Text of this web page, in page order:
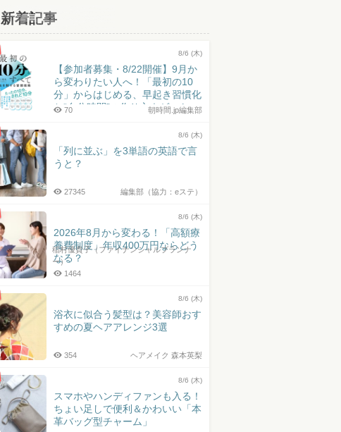
新着記事
8/6 (木)
【参加者募集・8/22開催】9月か
ら変わりたい人へ！「最初の10
分」からはじめる、早起き習慣化
と“自分時間”の作り方｜ゲスト：
朝時間.jp編集部
70
8/6 (木)
「列に並ぶ」を3単語の英語で言
うと？
編集部（協力：eステ）
27345
8/6 (木)
2026年8月から変わる！「高額療
養費制度」年収400万円ならどう
なる？
稲村優貴子（ファイナンシャルプランナ
ー）
1464
8/6 (木)
浴衣に似合う髪型は？美容師おす
すめの夏ヘアアレンジ3選
ヘアメイク 森本英梨
354
8/6 (木)
スマホやハンディファンも入る！
ちょい足しで便利＆かわいい「本
革バッグ型チャーム」